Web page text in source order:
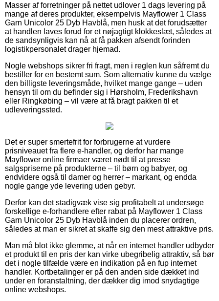
Masser af forretninger på nettet udlover 1 dags levering på
mange af deres produkter, eksempelvis Mayflower 1 Class
Garn Unicolor 25 Dyb Havblå, men husk at det forudsætter
at handlen laves forud for et nøjagtigt klokkeslæt, således at
de sandsynligvis kan nå at få pakken afsendt forinden
logistikpersonalet drager hjemad.
Nogle webshops sikrer fri fragt, men i reglen kun såfremt du
bestiller for en bestemt sum. Som alternativ kunne du vælge
den billigste leveringsmåde, hvilket mange gange – uden
hensyn til om du befinder sig i Hørsholm, Frederikshavn
eller Ringkøbing – vil være at få bragt pakken til et
udleveringssted.
Det er super smertefrit for forbrugerne at vurdere
prisniveauet fra flere e-handler, og derfor har mange
Mayflower online firmaer været nødt til at presse
salgspriserne på produkterne – til børn og babyer, og
endvidere også til damer og herrer – markant, og endda
nogle gange yde levering uden gebyr.
Derfor kan det stadigvæk vise sig profitabelt at undersøge
forskellige e-forhandlere efter rabat på Mayflower 1 Class
Garn Unicolor 25 Dyb Havblå inden du placerer ordren,
således at man er sikret at skaffe sig den mest attraktive pris.
Man må blot ikke glemme, at når en internet handler udbyder
et produkt til en pris der kan virke ubegribelig attraktiv, så bør
det i nogle tilfælde være en indikation på en fup internet
handler. Kortbetalinger er på den anden side dækket ind
under en foranstaltning, der dækker dig imod snydagtige
online webshops.